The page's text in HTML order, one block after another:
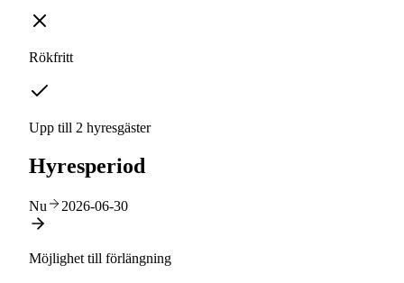
Rökfritt
Upp till 2 hyresgäster
Hyresperiod
Nu 2026-06-30
Möjlighet till förlängning